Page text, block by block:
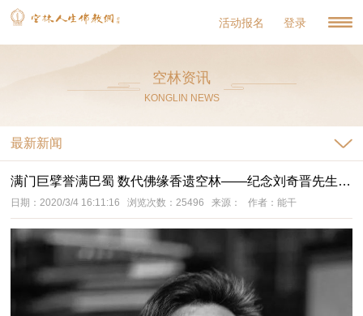
活动报名 登录
空林资讯
KONGLIN NEWS
最新新闻
满门巨擘誉满巴蜀 数代佛缘香遗空林——纪念刘奇晋先生西逝一周年
日期：2020/3/4 16:11:16 浏览次数：25496 来源： 作者：能干